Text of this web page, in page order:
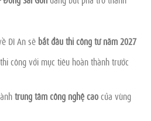
Dĩ An sẽ bắt đầu thi công từ năm 2027
công với mục tiêu hoàn thành trước
trung tâm công nghệ caocủa vùng